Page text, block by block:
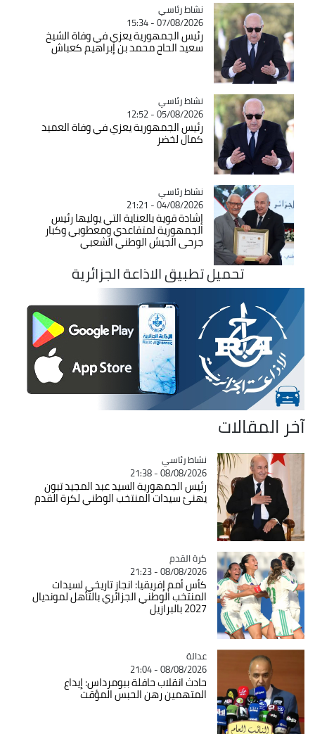
Catégorie
نشاط رئاسي
07/08/2026 - 15:34
رئيس الجمهورية يعزي في وفاة الشيخ
سعيد الحاج محمد بن إبراهيم كعباش
Catégorie
نشاط رئاسي
05/08/2026 - 12:52
رئيس الجمهورية يعزي في وفاة العميد
كمال لخضر
Catégorie
نشاط رئاسي
04/08/2026 - 21:21
إشادة قوية بالعناية التي يوليها رئيس
الجمهورية لمتقاعدي ومعطوبي وكبار
جرحى الجيش الوطني الشعبي
تحميل تطبيق الاذاعة الجزائرية
آخر المقالات
Catégorie
نشاط رئاسي
08/08/2026 - 21:38
رئيس الجمهورية السيد عبد المجيد تبون
يهنئ سيدات المنتخب الوطني لكرة القدم
Catégorie
كرة القدم
08/08/2026 - 21:23
كأس أمم إفريقيا: انجاز تاريخي لسيدات
المنتخب الوطني الجزائري بالتأهل لمونديال
2027 بالبرازيل
Catégorie
عدالة
08/08/2026 - 21:04
حادث انقلاب حافلة ببومرداس: إيداع
المتهمين رهن الحبس المؤقت